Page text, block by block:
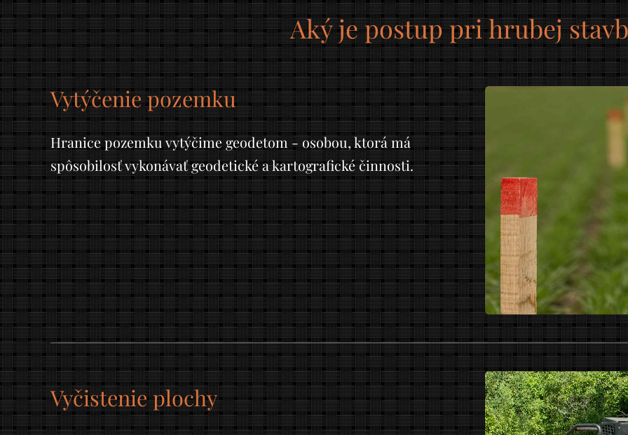
Aký je postup pri hrubej
Vytýčenie pozemku
Hranice pozemku vytýčime geodetom - osobou, ktorá má
spôsobilosť vykonávať geodetické a kartografické činnosti.
Vyčistenie plochy